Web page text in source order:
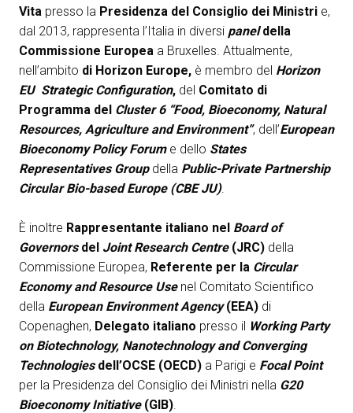
ESPONI A KEY27
A cura di:
Vita presso la Presidenza del Consiglio dei Ministri e,
dal 2013, rappresenta l’Italia in diversi paneldella
Commissione Europea a Bruxelles. Attualmente,
nell’ambito di Horizon Europe, è membro del Horizon
EU Strategic Configuration, del Comitato di
Programma del Cluster 6 “Food, Bioeconomy, Natural
Resources, Agriculture and Environment”, dell’European
Bioeconomy Policy Forume dello States
Representatives Groupdella Public-Private Partnership
Circular Bio-based Europe (CBE JU).
È inoltre Rappresentante italiano nel Board of
Governorsdel Joint Research Centre(JRC) della
Commissione Europea, Referente per la Circular
Economy and Resource Usenel Comitato Scientifico
della European Environment Agency(EEA) di
Copenaghen, Delegato italiano presso il Working Party
on Biotechnology, Nanotechnology and Converging
Technologiesdell’OCSE (OECD) a Parigi e Focal Point
per la Presidenza del Consiglio dei Ministri nella G20
Bioeconomy Initiative(GIB).